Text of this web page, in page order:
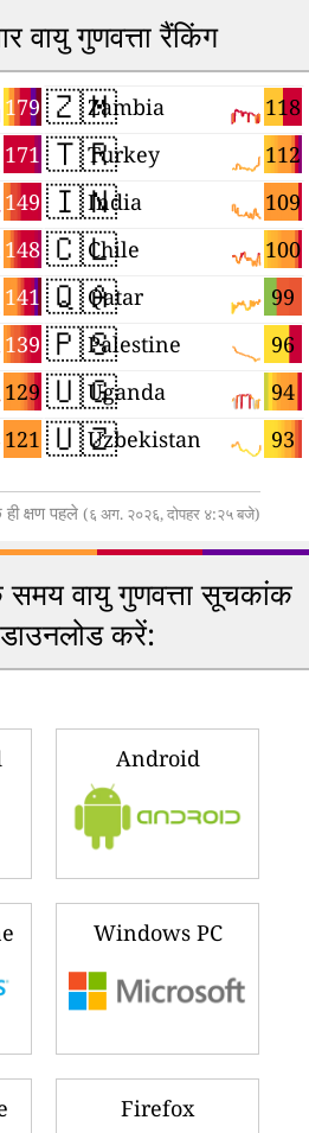
वायु गुणवत्ता रैंकिंग
179
171
149
148
141
139
129
121
🇿🇲 118
Zambia
🇹🇷 112
Turkey
🇮🇳 109
India
🇨🇱 100
Chile
🇶🇦 99
Qatar
🇵🇸 96
Palestine
🇺🇬 94
Uganda
🇺🇿 93
Uzbekistan
क्षण पहले (६ अग. २०२६, दोपहर ४:२५ बजे)
समय वायु गुणवत्ता सूचकांक
करें:
Android
Windows PC
Firefox